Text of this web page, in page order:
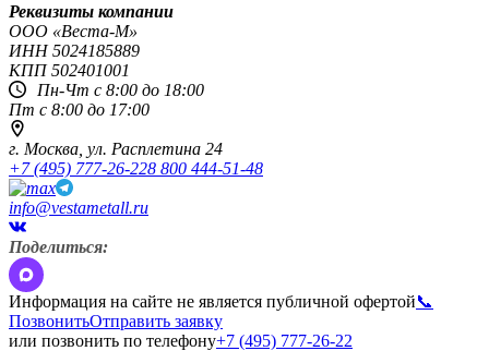
Реквизиты компании
OOO «Веста-М»
ИНН5024185889
КПП502401001
Пн-Чт с 8:00 до 18:00
Пт с 8:00 до 17:00
г. Москва, ул. Расплетина 24
+7 (495) 777-26-228 800 444-51-48
info@vestametall.ru
Поделиться:
Информация на сайте не является публичной офертой📞
ПозвонитьОтправить заявку
или позвонить по телефону+7 (495) 777-26-22